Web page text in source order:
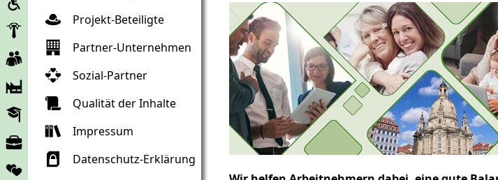
Arbeitgeber
Arbeitnehmer
Unternehmen
Bildung
Arbeitsmarkt
Partnerschaften
Projekt-Beteiligte
Partner-Unternehmen
Sozial-Partner
Qualität der Inhalte
Impressum
Datenschutz-Erklärung